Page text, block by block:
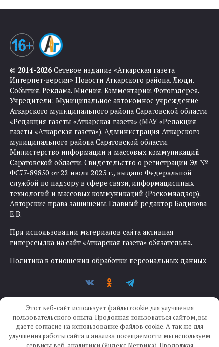
© 2014-2026Сетевое издание «Аткарская газета.
Интернет-версия» Новости Аткарского района. Люди.
События. Реклама. Мнения. Комментарии. Фотогалерея.
Учредители: Муниципальное автономное учреждение
Аткарского муниципального района Саратовской области
«Редакция газеты «Аткарская газета» (МАУ «Редакция
газеты «Аткарская газета»). Администрация Аткарского
муниципального района Саратовской области.
Министерство информации и массовых коммуникаций
Саратовской области. Свидетельство о регистрации Эл №
ФС77-89850 от 22 июля 2025 г., выдано Федеральной
службой по надзору в сфере связи, информационных
технологий и массовых коммуникаций (Роскомнадзор).
Авторские права защищены. Главный редактор Бадикова
Е.В.
При использовании материалов сайта активная
гиперссылка на сайт «Аткарская газета» обязательна.
Политика в отношении обработки персональных данных
Создание сайта —IKWEB
Этот веб-сайт использует файлы cookie для улучшения
пользовательского опыта. Продолжая пользоваться сайтом, вы
даете согласие на использование файлов cookie. А так же для
улучшения работы сайта и анализа посещаемости мы используем
сервисы веб-аналитики (Яндекс.Метрика). Продолжая